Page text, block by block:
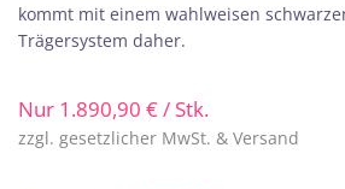
kommt mit einem wahlweisen
Trägersystem daher.
Nur 1.890,90 €/ Stk.
zzgl. gesetzlicher MwSt. & Versand